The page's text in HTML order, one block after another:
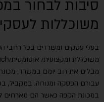
סיבות לבחור
משוכללות
בעלי עסקים ומשרדים בכל רחבי
מבלים את רוב יומם במשרד,
עבורם הפסקה ומנוחה. במקביל,
במכונת הקפה כאשר הם מארחים